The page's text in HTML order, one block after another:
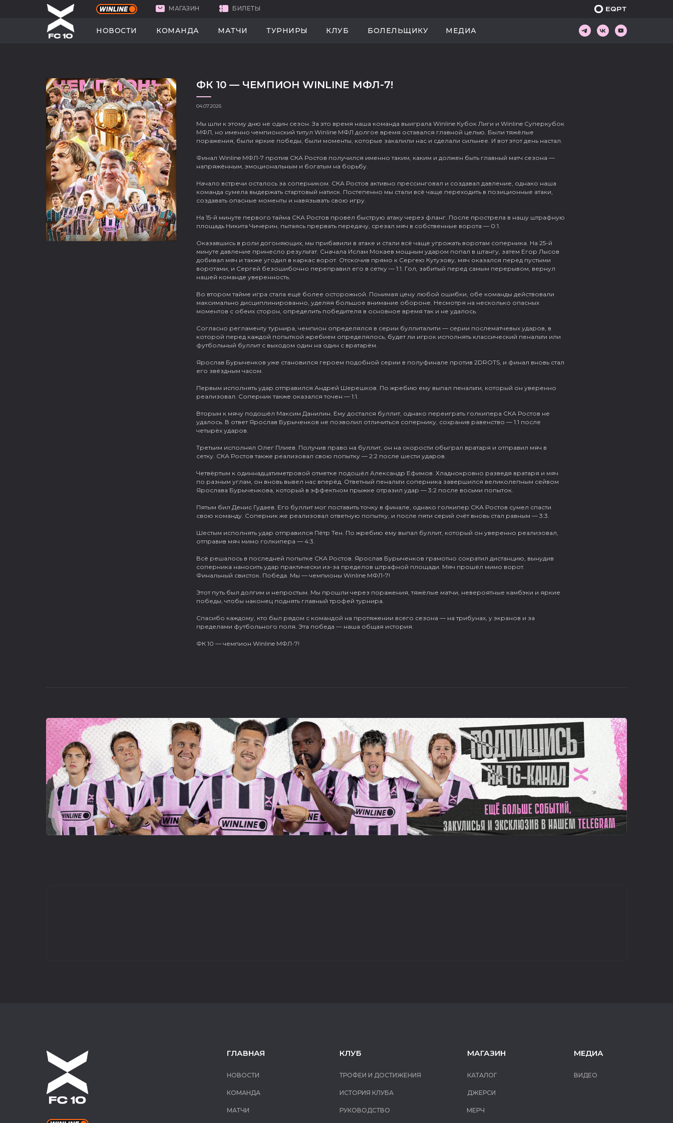
КОМАНДА
НОВОСТИ
КОМАНДА
НОВОСТИ МАТЧИ ТУРНИРЫ КЛУБ МЕДИА
БОЛЕЛЬЩИКУ
МАГАЗИН БИЛЕТЫ
ФК 10 — ЧЕМПИОН WINLINE МФЛ-7!
Мы шли к этому дню не один сезон. За это время наша команда выиграла Winline Кубок Лиги и Winline Суперкубок
МФЛ, но именно чемпионский титул Winline МФЛ долгое время оставался главной целью. Были тяжёлые
поражения, были яркие победы, были моменты, которые закалили нас и сделали сильнее. И вот этот день настал.
Финал Winline МФЛ-7 против СКА Ростов получился именно таким, каким и должен быть главный матч сезона —
напряжённым, эмоциональным и богатым на борьбу.
Начало встречи осталось за соперником. СКА Ростов активно прессинговал и создавал давление, однако наша
команда сумела выдержать стартовый натиск. Постепенно мы стали всё чаще переходить в позиционные атаки,
создавать опасные моменты и навязывать свою игру.
На 15-й минуте первого тайма СКА Ростов провёл быструю атаку через фланг. После прострела в нашу штрафную
площадь Никита Чичерин, пытаясь прервать передачу, срезал мяч в собственные ворота — 0:1.
Оказавшись в роли догоняющих, мы прибавили в атаке и стали всё чаще угрожать воротам соперника. На 25-й
минуте давление принесло результат. Сначала Ислам Мокаев мощным ударом попал в штангу, затем Егор Лысов
добивал мяч и также угодил в каркас ворот. Отскочив прямо к Сергею Кутузову, мяч оказался перед пустыми
воротами, и Сергей безошибочно переправил его в сетку — 1:1. Гол, забитый перед самым перерывом, вернул
нашей команде уверенность.
Во втором тайме игра стала ещё более осторожной. Понимая цену любой ошибки, обе команды действовали
максимально дисциплинированно, уделяя большое внимание обороне. Несмотря на несколько опасных
моментов с обеих сторон, определить победителя в основное время так и не удалось.
Согласно регламенту турнира, чемпион определялся в серии буллиталити — серии послематчевых ударов, в
которой перед каждой попыткой жребием определялось, будет ли игрок исполнять классический пенальти или
футбольный буллит с выходом один на один с вратарём.
Ярослав Бурыченков уже становился героем подобной серии в полуфинале против 2DROTS, и финал вновь стал
его звёздным часом.
Первым исполнять удар отправился Андрей Шерешков. По жребию ему выпал пенальти, который он уверенно
реализовал. Соперник также оказался точен — 1:1.
Вторым к мячу подошёл Максим Данилин. Ему достался буллит, однако переиграть голкипера СКА Ростов не
удалось. В ответ Ярослав Бурыченков не позволил отличиться сопернику, сохранив равенство — 1:1 после
четырёх ударов.
Третьим исполнял Олег Плиев. Получив право на буллит, он на скорости обыграл вратаря и отправил мяч в
сетку. СКА Ростов также реализовал свою попытку — 2:2 после шести ударов.
Четвёртым к одиннадцатиметровой отметке подошёл Александр Ефимов. Хладнокровно разведя вратаря и мяч
по разным углам, он вновь вывел нас вперёд. Ответный пенальти соперника завершился великолепным сейвом
Ярослава Бурыченкова, который в эффектном прыжке отразил удар — 3:2 после восьми попыток.
Пятым бил Денис Гудаев. Его буллит мог поставить точку в финале, однако голкипер СКА Ростов сумел спасти
свою команду. Соперник же реализовал ответную попытку, и после пяти серий счёт вновь стал равным — 3:3.
Шестым исполнять удар отправился Пётр Тен. По жребию ему выпал буллит, который он уверенно реализовал,
отправив мяч мимо голкипера — 4:3.
Всё решалось в последней попытке СКА Ростов. Ярослав Бурыченков грамотно сократил дистанцию, вынудив
соперника наносить удар практически из-за пределов штрафной площади. Мяч прошёл мимо ворот.
Финальный свисток. Победа. Мы — чемпионы Winline МФЛ-7!
Этот путь был долгим и непростым. Мы прошли через поражения, тяжёлые матчи, невероятные камбэки и яркие
победы, чтобы наконец поднять главный трофей турнира.
Спасибо каждому, кто был рядом с командой на протяжении всего сезона — на трибунах, у экранов и за
пределами футбольного поля. Эта победа — наша общая история.
ФК 10 — чемпион Winline МФЛ-7!
04.07.2026
ГЛАВНАЯ
НОВОСТИ
КОМАНДА
МЕДИА
ВИДЕО
МАГАЗИН
КАТАЛОГ
ДЖЕРСИ
МЕРЧ
МАТЧИ
КЛУБ
ИСТОРИЯ КЛУБА
ТРОФЕИ И ДОСТИЖЕНИЯ
РУКОВОДСТВО